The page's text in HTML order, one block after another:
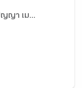
ญา เม...